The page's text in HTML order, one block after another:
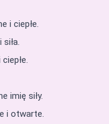
i ciepłe.
imię siły.
i otwarte.